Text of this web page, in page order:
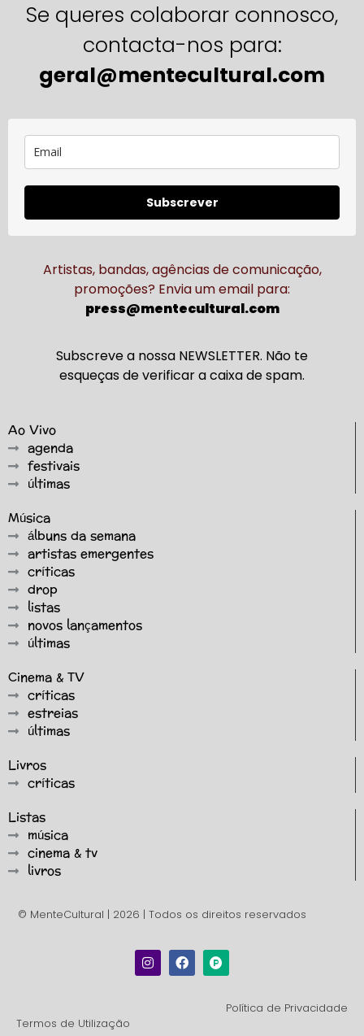
Se queres colaborar connosco,
contacta-nos para:
geral@mentecultural.com
Subscrever
Artistas, bandas, agências de comunicação,
promoções? Envia um email para:
press@mentecultural.com
Subscreve a nossa NEWSLETTER. Não te
esqueças de verificar a caixa de spam.
Ao Vivo
agenda
festivais
últimas
Música
álbuns da semana
artistas emergentes
críticas
drop
listas
novos lançamentos
últimas
Cinema & TV
críticas
estreias
últimas
Livros
críticas
Listas
música
cinema & tv
livros
© MenteCultural | 2026 | Todos os direitos reservados
Política de Privacidade
Termos de Utilização